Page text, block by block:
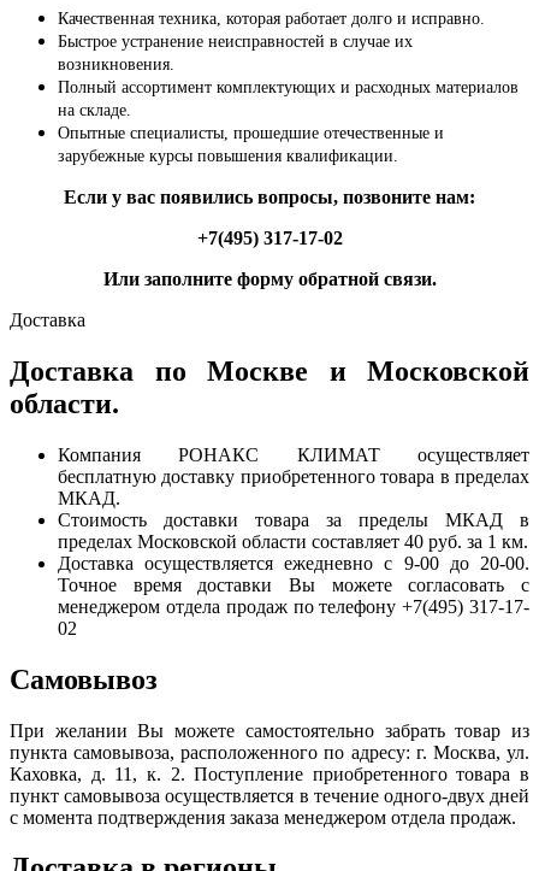
Качественная техника, которая работает долго и исправно.
Быстрое устранение неисправностей в случае их
возникновения.
Полный ассортимент комплектующих и расходных материалов
на складе.
Опытные специалисты, прошедшие отечественные и
зарубежные курсы повышения квалификации.
Если у вас появились вопросы, позвоните нам:
+7(495) 317-17-02
Или заполните форму обратной связи.
Доставка
Доставка по Москве и Московской
области.
Компания РОНАКС КЛИМАТ осуществляет
бесплатную доставку приобретенного товара в пределах
МКАД.
Стоимость доставки товара за пределы МКАД в
пределах Московской области составляет 40 руб. за 1 км.
Доставка осуществляется ежедневно с 9-00 до 20-00.
Точное время доставки Вы можете согласовать с
менеджером отдела продаж по телефону +7(495) 317-17-
02
Самовывоз
При желании Вы можете самостоятельно забрать товар из
пункта самовывоза, расположенного по адресу: г. Москва, ул.
Каховка, д. 11, к. 2. Поступление приобретенного товара в
пункт самовывоза осуществляется в течение одного-двух дней
с момента подтверждения заказа менеджером отдела продаж.